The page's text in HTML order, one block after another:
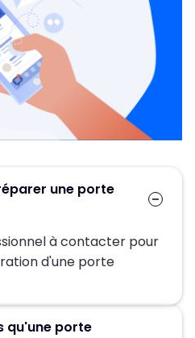
une porte
à contacter pour
d'une porte
qu'une porte